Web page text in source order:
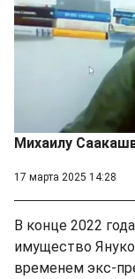
Михаилу
17 марта 2025 14:28
В конце 2022
имущество
временем экс-